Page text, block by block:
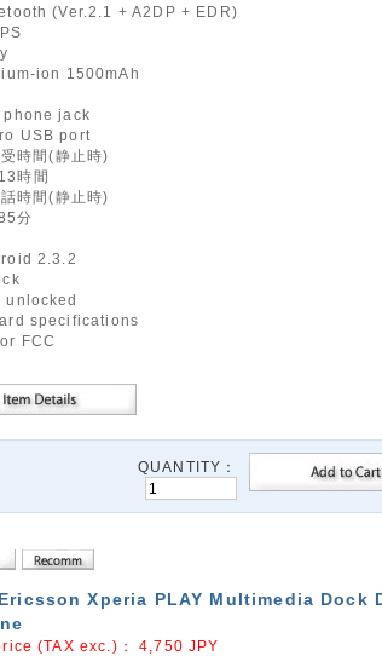
(Ver.2.1 + A2DP + EDR)
ion 1500mAh
jack
USB port
時間(静止時)
時間
時間(静止時)
分
2.3.2
specifications
FCC
QUANTITY：
Xperia PLAY Multimedia Dock
(TAX exc.)：4,750JPY